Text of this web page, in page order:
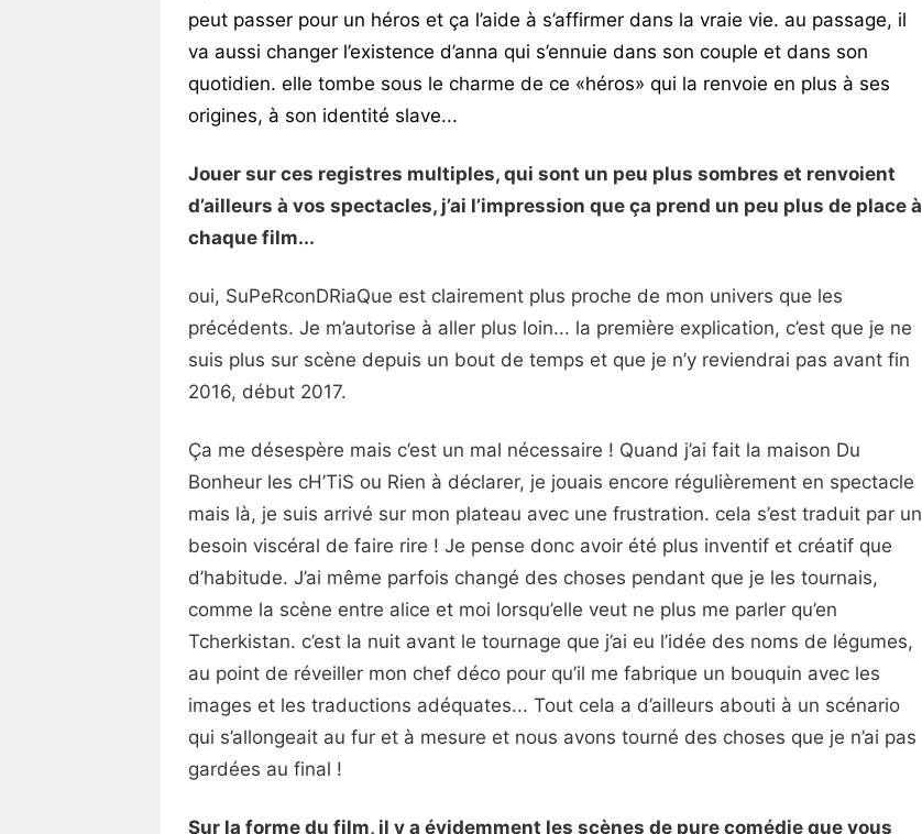
peut passer pour un héros et ça l’aide à s’affirmer dans la vraie vie. au passage, il
va aussi changer l’existence d’anna qui s’ennuie dans son couple et dans son
quotidien. elle tombe sous le charme de ce «héros» qui la renvoie en plus à ses
origines, à son identité slave...
Jouer sur ces registres multiples, qui sont un peu plus sombres et renvoient
d’ailleurs à vos spectacles, j’ai l’impression que ça prend un peu plus de place à
chaque film...
oui, SuPeRconDRiaQue est clairement plus proche de mon univers que les
précédents. Je m’autorise à aller plus loin... la première explication, c’est que je ne
suis plus sur scène depuis un bout de temps et que je n’y reviendrai pas avant fin
2016, début 2017.
Ça me désespère mais c’est un mal nécessaire ! Quand j’ai fait la maison Du
Bonheur les cH’TiS ou Rien à déclarer, je jouais encore régulièrement en spectacle
mais là, je suis arrivé sur mon plateau avec une frustration. cela s’est traduit par un
besoin viscéral de faire rire ! Je pense donc avoir été plus inventif et créatif que
d’habitude. J’ai même parfois changé des choses pendant que je les tournais,
comme la scène entre alice et moi lorsqu’elle veut ne plus me parler qu’en
Tcherkistan. c’est la nuit avant le tournage que j’ai eu l’idée des noms de légumes,
au point de réveiller mon chef déco pour qu’il me fabrique un bouquin avec les
images et les traductions adéquates... Tout cela a d’ailleurs abouti à un scénario
qui s’allongeait au fur et à mesure et nous avons tourné des choses que je n’ai pas
gardées au final !
Sur la forme du film, il y a évidemment les scènes de pure comédie que vous